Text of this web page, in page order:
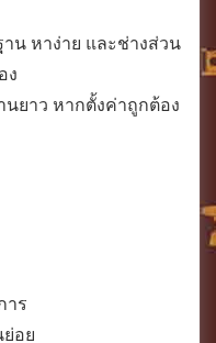
น หาง่าย และช่างส่วน
ง
ยาว หากตั้งค่าถูกต้อง
าร
อย